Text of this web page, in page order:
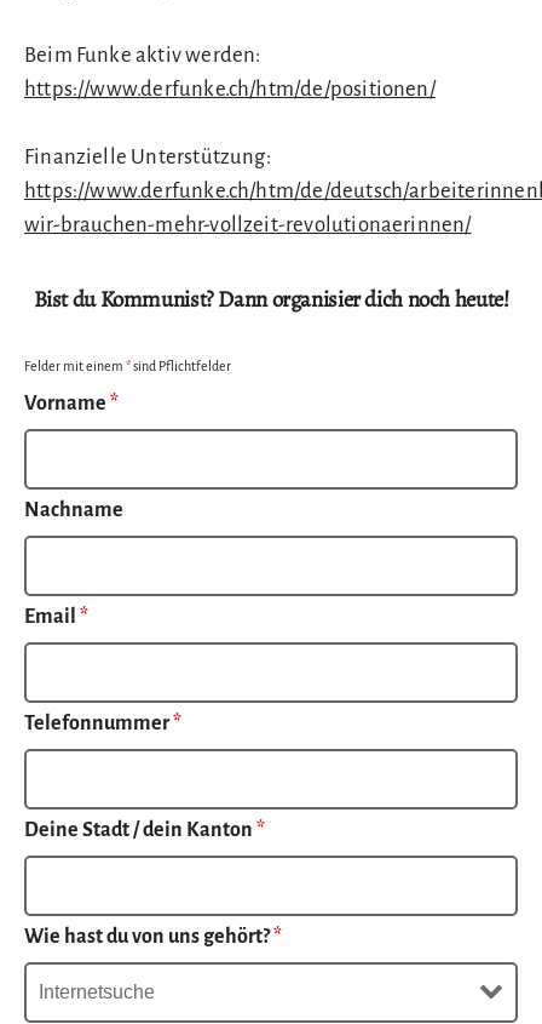
Beim Funke aktiv werden:
https://www.derfunke.ch/htm/de/positionen/
Finanzielle Unterstützung:
https://www.derfunke.ch/htm/de/deutsch/
wir-brauchen-mehr-vollzeit-revolutionaerinnen/
Bist du Kommunist? Dann organisier dich noch heute!
Felder mit einem *sind Pflichtfelder
Vorname *
Nachname
Email *
Telefonnummer*
Deine Stadt / dein Kanton *
Wie hast du von uns gehört?*